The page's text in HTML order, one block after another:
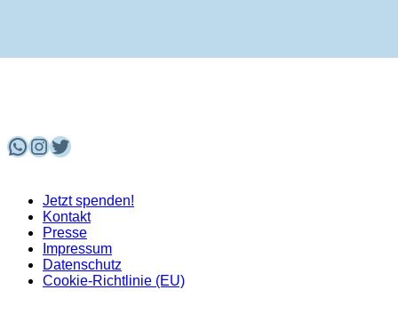
WhatsApp InstagramTwitter
Jetzt spenden!
Kontakt
Presse
Impressum
Datenschutz
Cookie-Richtlinie (EU)